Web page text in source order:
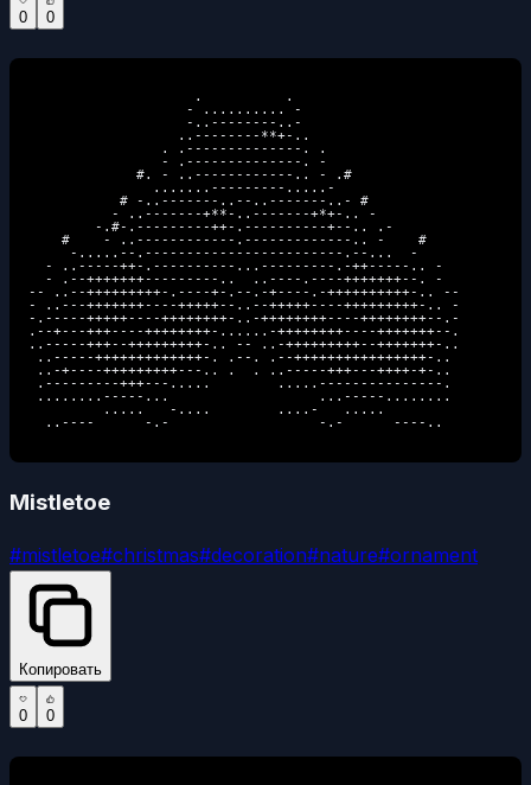
0 0
                    .          .
                   - .......... -
                   -..--------..-
                  ..--------**+-..
                . .--------------. .
                - .--------------. -
             #. - ..------------.. - .#
               .......---------.....-
           # -..-------..--..-------..- #
          - ..-------+**-..-------+*+-.. -
        -.#-.---------++-.----------+--.. .-
    #    - ..------------.-------------.. -    #
     -.....--.------------------------.--...  -
  - ..-----++-.----------...---------.-++-----.. -
  - .--+++++++---------..  ..----.----+++++++--. -
-- ..--+++++++++-.----+-.--.-+----.-++++++++++-.. --
- ..---+++++++----+++++--..--+++++----+++++++++-.. -
-.-----+++++----++++++++-..-++++++++----++++++++--.-
.--+---+++----++++++++-......-++++++++----+++++++--.
..-----+++--+++++++++-.. -- ..-+++++++++--+++++++-..
..-----+++++++++++++-. .--. .--++++++++++++++++-..
..-+----+++++++++---.. .  . ..-----+++---++++-+-..
.---------+++---.....        .....---------------.
........-----...                  ...-----........
         .....   -....        ....-   .....
  ..----      -.-                  -.-      ----..
Mistletoe
#mistletoe#christmas#decoration#nature#ornament
Копировать
0 0